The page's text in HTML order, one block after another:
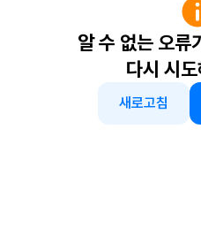
알 수 없는 오류
다시 시
새로고침